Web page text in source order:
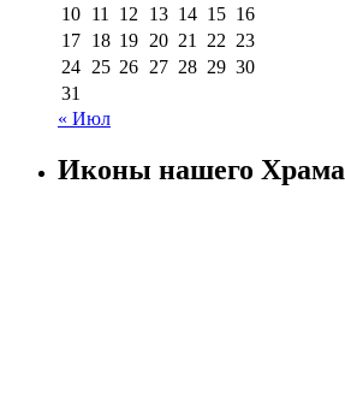
10 11 12 13 14 15 16
17 18 19 20 21 22 23
24 25 26 27 28 29 30
31
« Июл
Иконы нашего Храма